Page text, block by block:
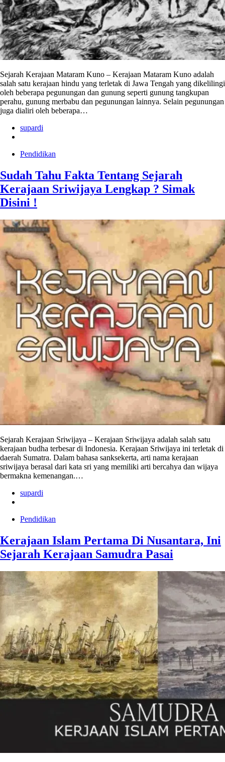
Sejarah Kerajaan Mataram Kuno – Kerajaan Mataram Kuno adalah
salah satu kerajaan hindu yang terletak di Jawa Tengah yang dikelilingi
oleh beberapa pegunungan dan gunung seperti gunung tangkupan
perahu, gunung merbabu dan pegunungan lainnya. Selain pegunungan
juga dialiri oleh beberapa…
supardi
Pendidikan
Sudah Tahu Fakta Tentang Sejarah
Kerajaan Sriwijaya Lengkap ? Simak
Disini !
Sejarah Kerajaan Sriwijaya – Kerajaan Sriwijaya adalah salah satu
kerajaan budha terbesar di Indonesia. Kerajaan Sriwijaya ini terletak di
daerah Sumatra. Dalam bahasa sanksekerta, arti nama kerajaan
sriwijaya berasal dari kata sri yang memiliki arti bercahya dan wijaya
bermakna kemenangan.…
supardi
Pendidikan
Kerajaan Islam Pertama Di Nusantara, Ini
Sejarah Kerajaan Samudra Pasai